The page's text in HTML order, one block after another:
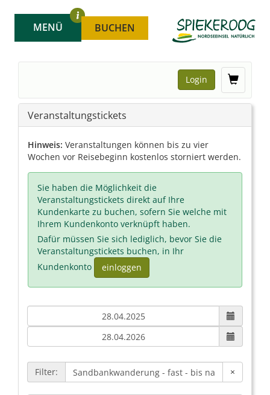
MENÜ BUCHEN
Login
Veranstaltungstickets
Hinweis: Veranstaltungen können bis zu vier
Wochen vor Reisebeginn kostenlos storniert werden.
Sie haben die Möglichkeit die
Veranstaltungstickets direkt auf Ihre
Kundenkarte zu buchen, sofern Sie welche mit
Ihrem Kundenkonto verknüpft haben.
Dafür müssen Sie sich lediglich, bevor Sie die
Veranstaltungstickets buchen, in Ihr
Kundenkonto
einloggen
Filter: ×